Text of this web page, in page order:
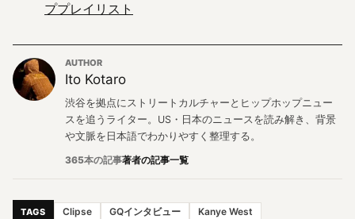
ププレイリスト
AUTHOR
Ito Kotaro
渋谷を拠点にストリートカルチャーとヒップホップニュー
スを追うライター。US・日本のニュースを読み解き、背景
や文脈を日本語でわかりやすく整理する。
365本の記事著者の記事一覧
TAGS Clipse GQインタビュー
Kanye West